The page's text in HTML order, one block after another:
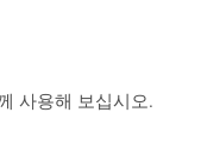
사용해 보십시오.